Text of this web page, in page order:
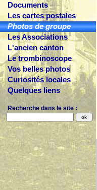
Documents
Les cartes postales
Photos de groupe
Les Associations
L'ancien canton
Le trombinoscope
Vos belles photos
Curiosités locales
Quelques liens
Recherche dans le site :